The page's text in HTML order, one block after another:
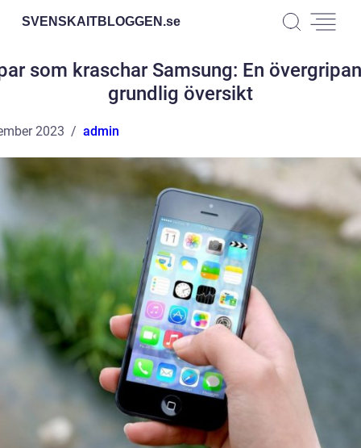
SVENSKAITBLOGGEN.se
som kraschar Samsung: En
grundlig översikt
2023 admin